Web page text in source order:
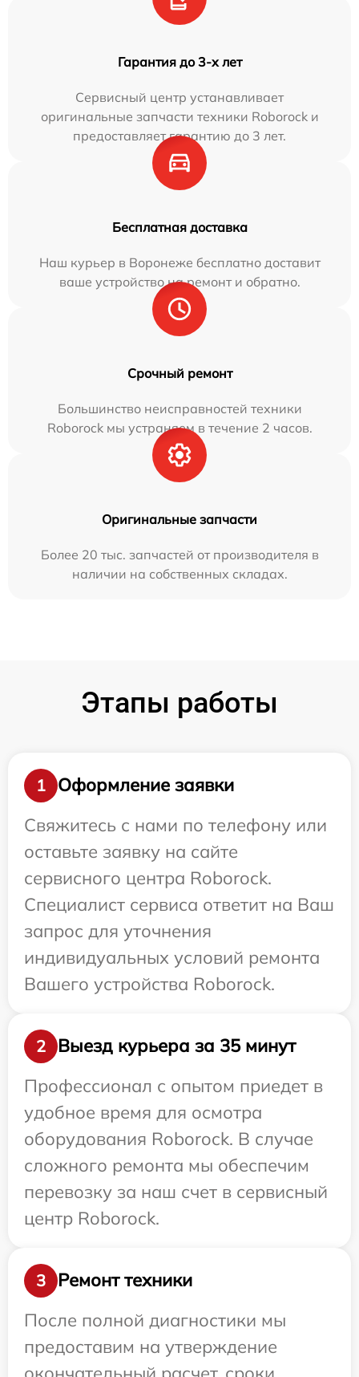
Гарантия до 3-х лет
Сервисный центр устанавливает
оригинальные запчасти техники Roborock и
предоставляет гарантию до 3 лет.
Бесплатная доставка
Наш курьер в Воронеже бесплатно доставит
ваше устройство на ремонт и обратно.
Срочный ремонт
Большинство неисправностей техники
Roborock мы устраняем в течение 2 часов.
Оригинальные запчасти
Более 20 тыс. запчастей от производителя в
наличии на собственных складах.
Этапы работы
1
Оформление заявки
Свяжитесь с нами по телефону или
оставьте заявку на сайте
сервисного центра Roborock.
Специалист сервиса ответит на Ваш
запрос для уточнения
индивидуальных условий ремонта
Вашего устройства Roborock.
2
Выезд курьера за 35 минут
Профессионал с опытом приедет в
удобное время для осмотра
оборудования Roborock. В случае
сложного ремонта мы обеспечим
перевозку за наш счет в сервисный
центр Roborock.
3
Ремонт техники
После полной диагностики мы
предоставим на утверждение